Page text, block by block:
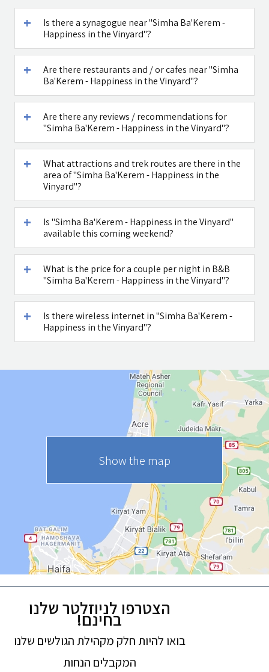
Caffe Ti - בית
דובדבן חסן
Is there a synagogue near "Simha Ba'Kerem -
Happiness in the Vinyard"?
Are there restaurants and / or cafes near "Simha
Ba'Kerem - Happiness in the Vinyard"?
Are there any reviews / recommendations for
"Simha Ba'Kerem - Happiness in the Vinyard"?
What attractions and trek routes are there in the
area of "Simha Ba'Kerem - Happiness in the
Vinyard"?
Is "Simha Ba'Kerem - Happiness in the Vinyard"
available this coming weekend?
What is the price for a couple per night in B&B
"Simha Ba'Kerem - Happiness in the Vinyard"?
Is there wireless internet in "Simha Ba'Kerem -
Happiness in the Vinyard"?
Show the map
הצטרפו לניוזלטר שלנו
בחינם!
בואו להיות חלק מקהילת הגולשים שלנו
המקבלים הנחות